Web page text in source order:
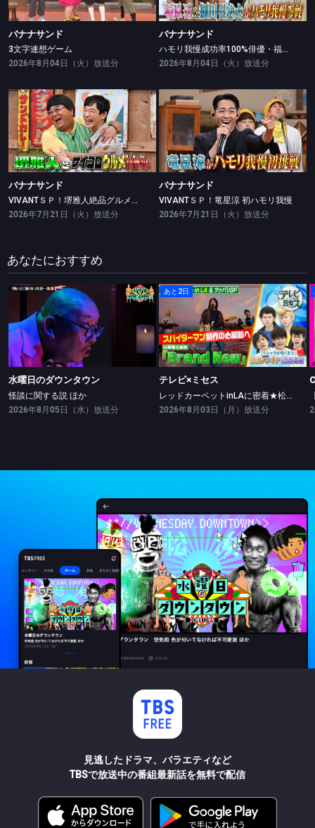
バナナサンド
3文字連想ゲーム
2026年8月04日（火）放送分
バナナサンド
ハモリ我慢成功率100%俳優・福原遥＆細田佳央太が初挑戦
2026年8月04日（火）放送分
バナナサンド
VIVANTＳＰ！堺雅人絶品グルメバトル
バナナサンド
VIVANTＳＰ！堺雅人絶品グルメバトル
2026年7月21日（火）放送分
バナナサンド
VIVANTＳＰ！竜星涼 初ハモリ我慢
バナナサンド
VIVANTＳＰ！竜星涼 初ハモリ我慢
2026年7月21日（火）放送分
あなたにおすすめ
水曜日のダウンタウン
怪談に関する説 ほか
水曜日のダウンタウン
怪談に関する説 ほか
2026年8月05日（水）放送分
あと2日
テレビ×ミセス
レッドカーペットinLAに密着★松山ケンイチ・高橋文哉ツッパリ勝負！
テレビ×ミセス
レッドカーペットinLAに密着★松山ケンイチ・高橋文哉ツッパリ勝負！
2026年8月03日（月）放送分
見逃したドラマ、バラエティなど
TBSで放送中の番組最新話を無料で配信